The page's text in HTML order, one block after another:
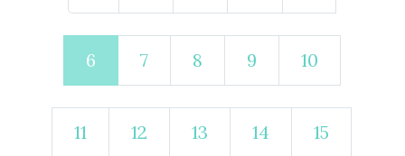
6 7 8 9 10
11 12 13 14 15